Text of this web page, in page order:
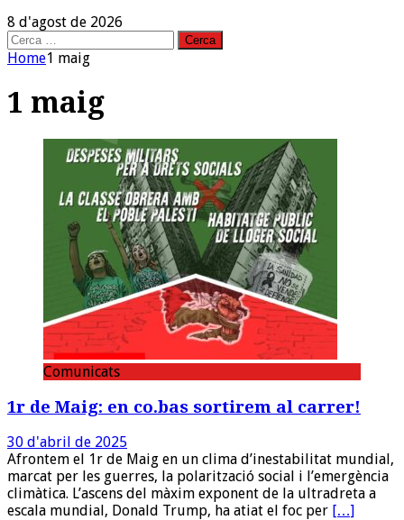
8 d'agost de 2026
Cerca:
Home1 maig
1 maig
Comunicats
1r de Maig: en co.bas sortirem al carrer!
30 d'abril de 2025
Afrontem el 1r de Maig en un clima d’inestabilitat mundial,
marcat per les guerres, la polarització social i l’emergència
climàtica. L’ascens del màxim exponent de la ultradreta a
escala mundial, Donald Trump, ha atiat el foc per […]